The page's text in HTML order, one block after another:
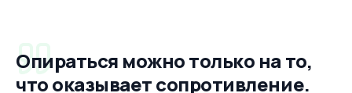
Опираться можно только на то,
что оказывает сопротивление.